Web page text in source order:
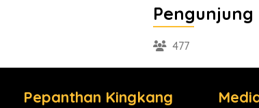
Pengunjung
477
Pepanthan Kingkang